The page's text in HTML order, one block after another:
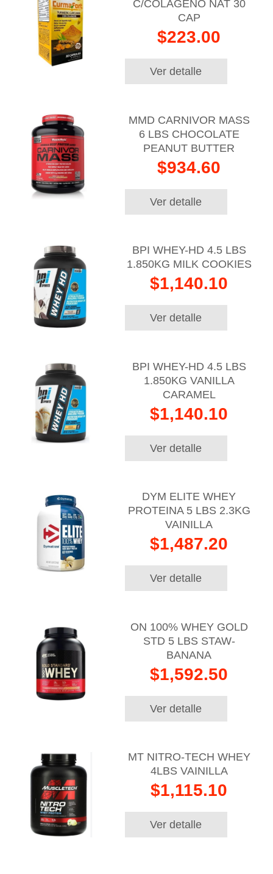
C/COLAGENO NAT 30
CAP
$223.00
Ver detalle
MMD CARNIVOR MASS
6 LBS CHOCOLATE
PEANUT BUTTER
$934.60
Ver detalle
BPI WHEY-HD 4.5 LBS
1.850KG MILK COOKIES
$1,140.10
Ver detalle
BPI WHEY-HD 4.5 LBS
1.850KG VANILLA
CARAMEL
$1,140.10
Ver detalle
DYM ELITE WHEY
PROTEINA 5 LBS 2.3KG
VAINILLA
$1,487.20
Ver detalle
ON 100% WHEY GOLD
STD 5 LBS STAW-
BANANA
$1,592.50
Ver detalle
MT NITRO-TECH WHEY
4LBS VAINILLA
$1,115.10
Ver detalle